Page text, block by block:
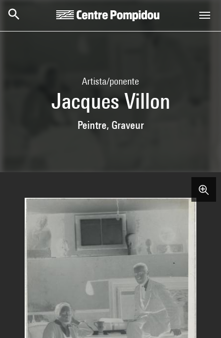
Artista/ponente
Jacques Villon
Peintre, Graveur